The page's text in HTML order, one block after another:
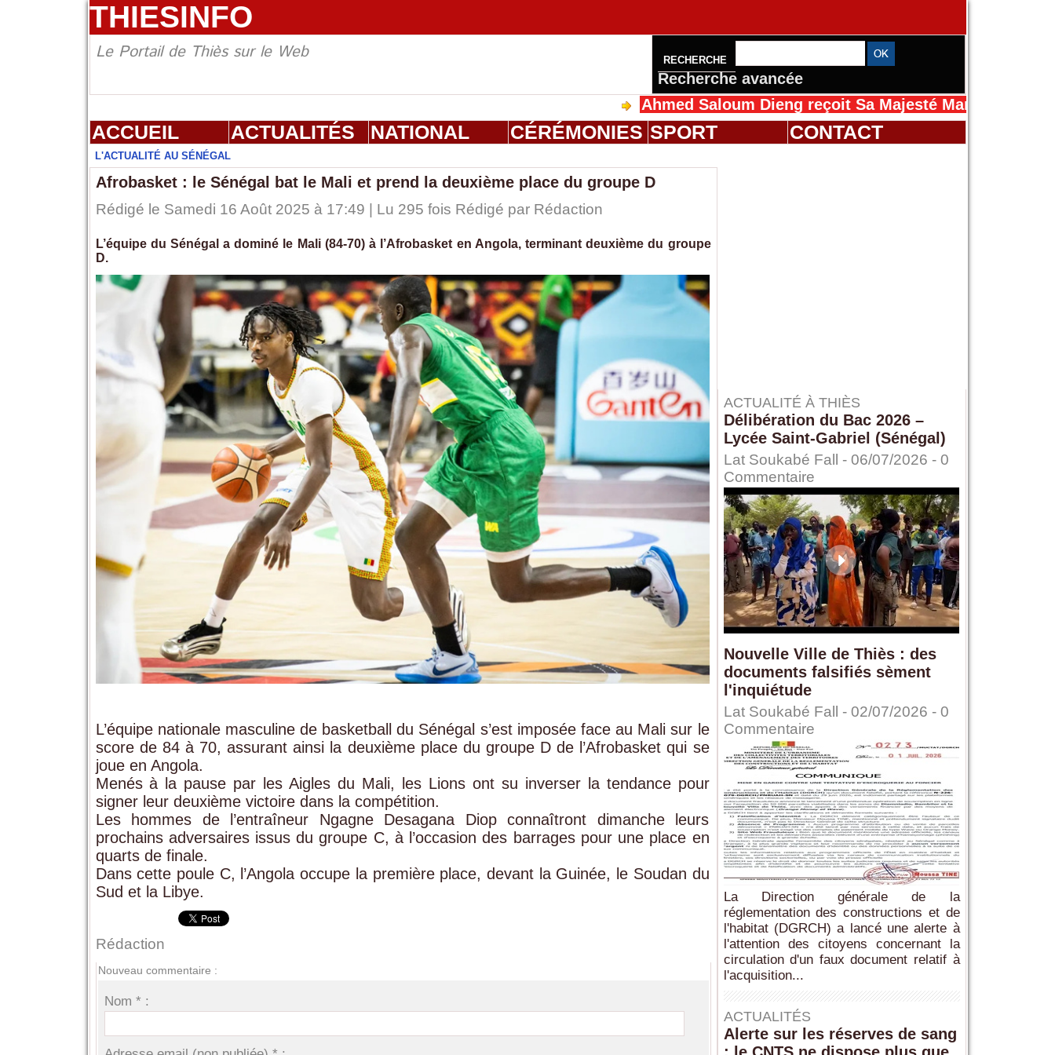
THIESINFO
Le Portail de Thiès sur le Web RECHERCHE
Recherche avancée
Ahmed Saloum Dieng reçoit Sa Majesté Mansah Cissé au
ACCUEIL ACTUALITÉS NATIONAL CÉRÉMONIES SPORT CONTACT
L'ACTUALITÉ AU SÉNÉGAL
Afrobasket : le Sénégal bat le Mali et prend la deuxième place du groupe D
Rédigé le Samedi 16 Août 2025 à 17:49 | Lu 295 fois Rédigé par Rédaction
L’équipe du Sénégal a dominé le Mali (84-70) à l’Afrobasket en Angola, terminant deuxième du groupe
D.
L’équipe nationale masculine de basketball du Sénégal s’est imposée face au Mali sur le
score de 84 à 70, assurant ainsi la deuxième place du groupe D de l’Afrobasket qui se
joue en Angola.
Menés à la pause par les Aigles du Mali, les Lions ont su inverser la tendance pour
signer leur deuxième victoire dans la compétition.
Les hommes de l’entraîneur Ngagne Desagana Diop connaîtront dimanche leurs
prochains adversaires issus du groupe C, à l’occasion des barrages pour une place en
quarts de finale.
Dans cette poule C, l’Angola occupe la première place, devant la Guinée, le Soudan du
Sud et la Libye.
Rédaction
Nouveau commentaire :
Nom * :
ACTUALITÉ À THIÈS
Délibération du Bac 2026 –
Lycée Saint-Gabriel (Sénégal)
Lat Soukabé Fall - 06/07/2026 - 0
Commentaire
Nouvelle Ville de Thiès : des
documents falsifiés sèment
l'inquiétude
Lat Soukabé Fall - 02/07/2026 - 0
Commentaire
La Direction générale de la
réglementation des constructions et de
l'habitat (DGRCH) a lancé une alerte à
l'attention des citoyens concernant la
circulation d'un faux document relatif à
l'acquisition...
ACTUALITÉS
Alerte sur les réserves de sang